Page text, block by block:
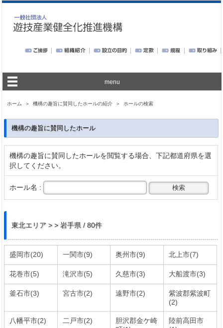
menu
ホーム ＞機構の趣旨に賛同したホールの紹介 ＞ ホールの検索
機構の趣旨に賛同したホール
機構の趣旨に賛同したホールを閲覧する場合、下記都道府県を選
択してください。
ホール名 :
東北エリア > > 岩手県 / 80件
盛岡市(20) 一関市(9) 奥州市(9) 北上市(7)
花巻市(5) 滝沢市(5) 久慈市(3) 大船渡市(3)
釜石市(3) 宮古市(2) 遠野市(2)
紫波郡紫波町
(2)
八幡平市(2) 二戸市(2)
胆沢郡金ケ崎
陸前高田市